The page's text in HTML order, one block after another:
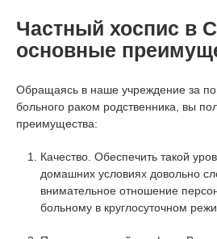
Частный хоспис в
основные
Обращаясь в наше учреждение за
больного раком родственника, вы
преимущества:
Качество. Обеспечить такой
домашних условиях довольно
внимательное отношение
больному в круглосуточном